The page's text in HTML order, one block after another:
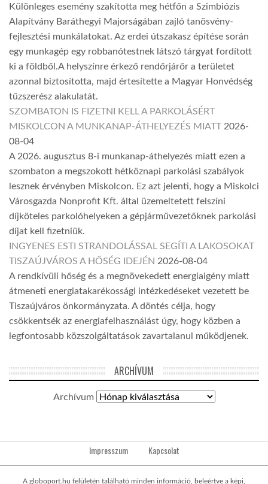
Különleges esemény szakította meg hétfőn a Szimbiózis
Alapítvány Baráthegyi Majorságában zajló tanösvény-
fejlesztési munkálatokat. Az erdei útszakasz építése során
egy munkagép egy robbanótestnek látszó tárgyat fordított
ki a földből.A helyszínre érkező rendőrjárőr a területet
azonnal biztosította, majd értesítette a Magyar Honvédség
tűzszerész alakulatát.
SZOMBATON IS FIZETNI KELL A PARKOLÁSÉRT
MISKOLCON A MUNKANAP-ÁTHELYEZÉS MIATT 2026-
08-04
A 2026. augusztus 8-i munkanap-áthelyezés miatt ezen a
szombaton a megszokott hétköznapi parkolási szabályok
lesznek érvényben Miskolcon. Ez azt jelenti, hogy a Miskolci
Városgazda Nonprofit Kft. által üzemeltetett felszíni
díjköteles parkolóhelyeken a gépjárművezetőknek parkolási
díjat kell fizetniük.
INGYENES ESTI STRANDOLÁSSAL SEGÍTI A LAKOSOKAT
TISZAÚJVÁROS A HŐSÉG IDEJÉN 2026-08-04
A rendkívüli hőség és a megnövekedett energiaigény miatt
átmeneti energiatakarékossági intézkedéseket vezetett be
Tiszaújváros önkormányzata. A döntés célja, hogy
csökkentsék az energiafelhasználást úgy, hogy közben a
legfontosabb közszolgáltatások zavartalanul működjenek.
ARCHÍVUM
Archívum
Impresszum Kapcsolat
A globoport.hu felületén található minden információ, beleértve a képi,